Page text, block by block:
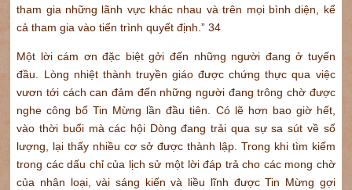
tham gia những lãnh vực khác nhau và trên mọi bình diện, kể
cả tham gia vào tiến trình quyết định.” 34
Một lời cám ơn đặc biệt gởi đến những người đang ở tuyến
đầu. Lòng nhiệt thành truyền giáo được chứng thực qua việc
vươn tới cách can đảm đến những người đang trông chờ được
nghe công bố Tin Mừng lần đầu tiên. Có lẽ hơn bao giờ hết,
vào thời buổi mà các hội Dòng đang trải qua sự sa sút về số
lượng, lại thấy nhiều cơ sở được thành lập. Trong khi tìm kiếm
trong các dấu chỉ của lịch sử một lời đáp trả cho các mong chờ
của nhân loại, vài sáng kiến và liều lĩnh được Tin Mừng gợi